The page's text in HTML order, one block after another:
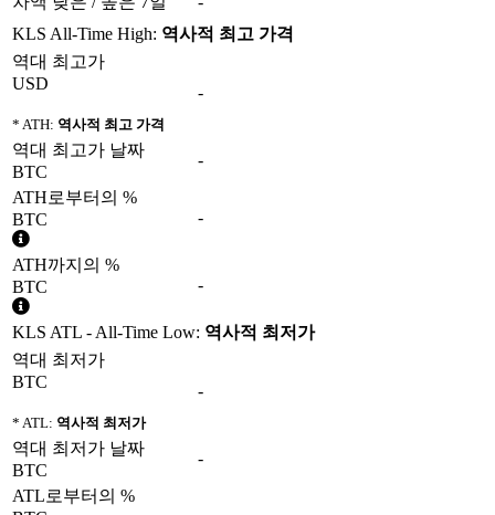
KLS All-Time High: 역사적 최고 가격
역대 최고가
USD
* ATH: 역사적 최고 가격
-
역대 최고가 날짜
BTC
-
ATH로부터의 %
BTC
-
ATH까지의 %
BTC
-
KLS ATL - All-Time Low: 역사적 최저가
역대 최저가
BTC
* ATL: 역사적 최저가
-
역대 최저가 날짜
BTC
-
ATL로부터의 %